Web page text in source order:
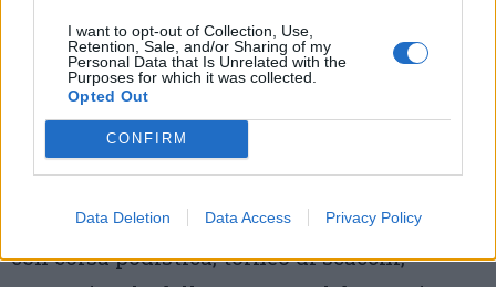
I want to opt-out of Collection, Use,
Retention, Sale, and/or Sharing of my
Personal Data that Is Unrelated with the
Purposes for which it was collected.
Opted Out
CONFIRM
Data Deletion Data Access Privacy Policy
sul territorio –
Tutte le informazioni
Saronno –Un fine settimana di festa alla
Cascina Colombara di Saronno con sport,
musica e tradizioni. Sabato 13 e domenica 14
giugno “Vivi Colombara 2026” propone un
ricco programma di iniziative per tutte le età
con corsa podistica, torneo di scacchi,